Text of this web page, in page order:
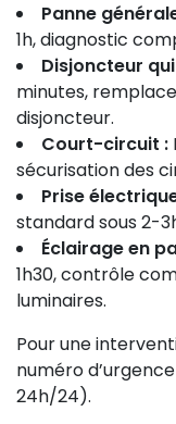
Panne
1h, diagnostic
Disjoncteur
minutes,
disjoncteur.
Court-circuit :
sécurisation des
Prise
standard sous 2-
Éclairage en
1h30, contrôle
luminaires.
Pour une
numéro d’urgence
24h/24).